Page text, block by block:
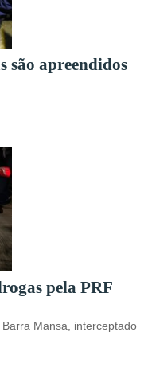
são apreendidos
pela PRF
Mansa, interceptado